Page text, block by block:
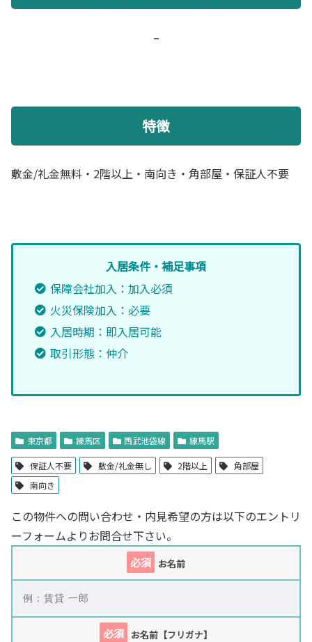
–
特徴
敷金/礼金無料・2階以上・南向き・角部屋・保証人不要
入居条件・補足事項
保障会社加入：加入必須
火災保険加入：必要
入居時期：即入居可能
取引形態：仲介
東京都 練馬区 西武池袋線 練馬駅
保証人不要 敷金/礼金無し 2階以上
角部屋
南向き
この物件への問い合わせ・内見希望の方は以下のエントリ
ーフォームよりお問合せ下さい。
必須 お名前
必須 お名前【フリガナ】